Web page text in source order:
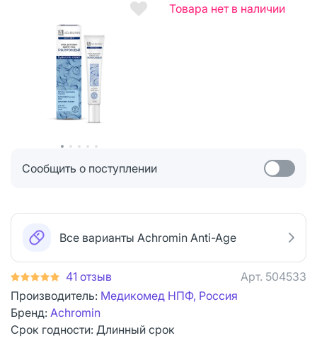
Товара нет в наличии
Сообщить о поступлении
Все варианты Achromin Anti-Age
41 отзыв Арт. 504533
Производитель: Медикомед НПФ, Россия
Бренд: Achromin
Срок годности: Длинный срок